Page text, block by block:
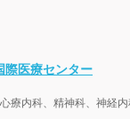
際医療センター
療内科、精神科、神経